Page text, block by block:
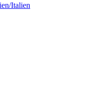
Italien